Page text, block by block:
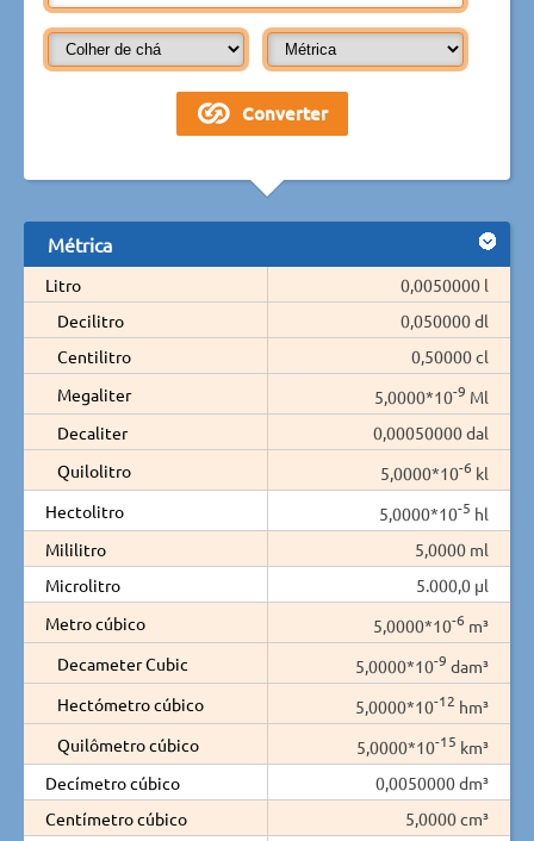
Métrica
Litro
0,0050000 l
Decilitro
0,050000 dl
Centilitro
0,50000 cl
Megaliter
5,0000*10-9 Ml
Decaliter
0,00050000 dal
Quilolitro
5,0000*10-6 kl
Hectolitro
5,0000*10-5 hl
Mililitro
5,0000 ml
Microlitro
5.000,0 µl
Metro cúbico
5,0000*10-6 m³
Decameter Cubic
5,0000*10-9 dam³
Hectómetro cúbico
5,0000*10-12 hm³
Quilômetro cúbico
5,0000*10-15 km³
Decímetro cúbico
0,0050000 dm³
Centímetro cúbico
5,0000 cm³